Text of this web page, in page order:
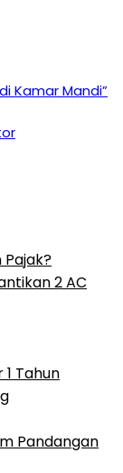
Kamar Mandi”
2 AC
Tahun
Pandangan